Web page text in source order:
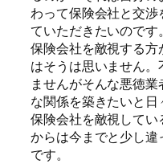
わって保険会社と交
ていただきたいのです。
保険会社を敵視する
はそうは思いません
ませんがそんな悪徳
な関係を築きたいと日
保険会社を敵視して
からは今までと少し
です。